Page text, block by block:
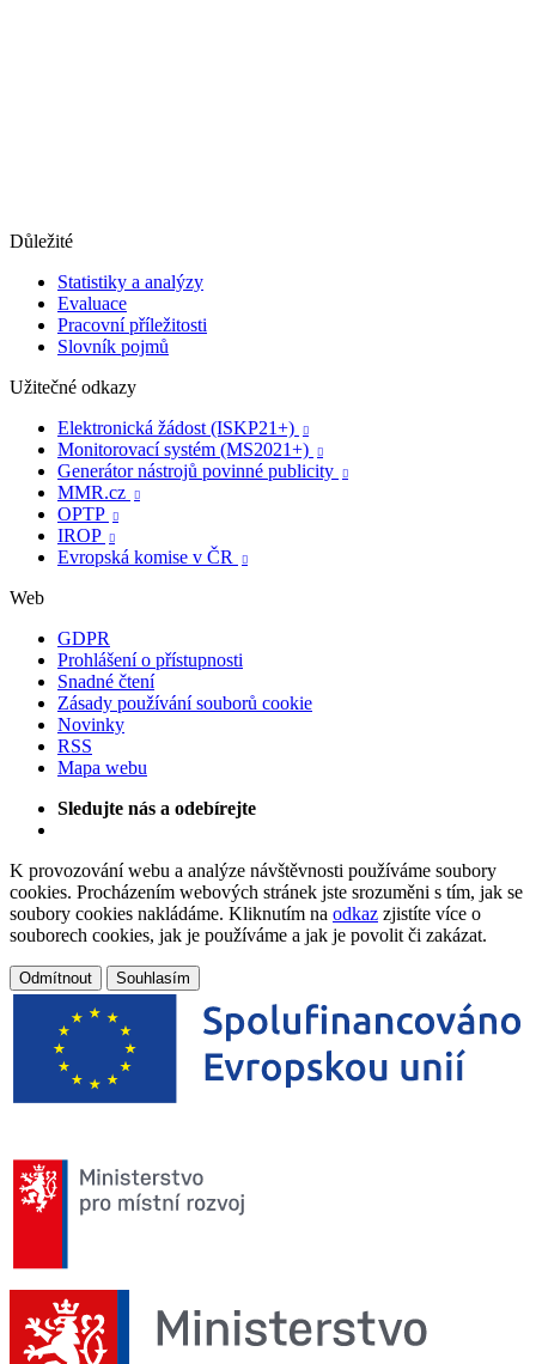
Důležité
Statistiky a analýzy
Evaluace
Pracovní příležitosti
Slovník pojmů
Užitečné odkazy
Elektronická žádost (ISKP21+)

Monitorovací systém (MS2021+) 
Generátor nástrojů povinné publicity 
MMR.cz 
OPTP 
IROP 
Evropská komise v ČR 
Web
GDPR
Prohlášení o přístupnosti
Snadné čtení
Zásady používání souborů cookie
Novinky
RSS
Mapa webu
Sledujte nás a odebírejte
K provozování webu a analýze návštěvnosti používáme soubory
cookies. Procházením webových stránek jste srozuměni s tím, jak se
soubory cookies nakládáme. Kliknutím na odkaz zjistíte více o
souborech cookies, jak je používáme a jak je povolit či zakázat.
Odmítnout Souhlasím